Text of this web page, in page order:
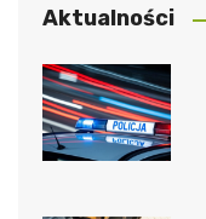
Aktualności